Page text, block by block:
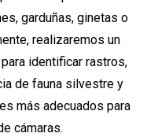
garduñas, ginetas o
realizaremos un
identificar rastros,
de fauna silvestre y
más adecuados para
cámaras.